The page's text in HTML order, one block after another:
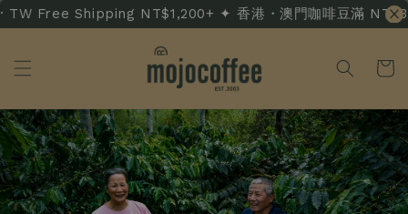
Free Shipping NT$1,200+ ✦ 香港・澳門咖啡豆滿